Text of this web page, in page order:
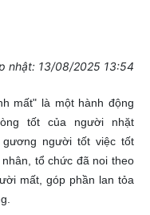
nhật: 13/08/2025 13:54
mất" là một hành động
tốt của người nhặt
người tốt việc tốt
tổ chức đã noi theo
mất, góp phần lan tỏa